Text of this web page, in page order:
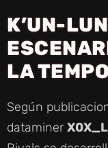
K’UN-
LA
Según
dataminer